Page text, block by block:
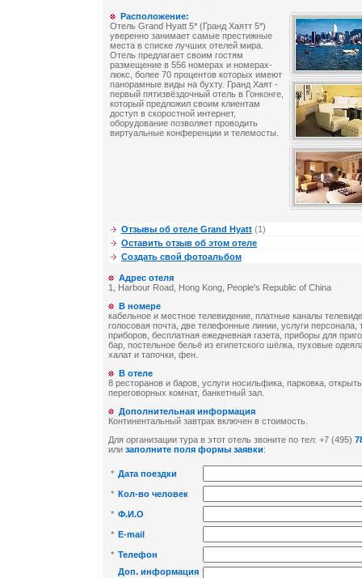
Расположение:
Отель Grand Hyatt 5* (Гранд Хаятт 5*)
уверенно занимает самые престижные
места в списке лучших отелей мира.
Отель предлагает своим гостям
размещение в 556 номерах и номерах-
люкс, более 70 процентов которых имеют
панорамные виды на бухту. Гранд Хаят -
первый пятизвёздочный отель в Гонконге,
который предложил своим клиентам
доступ в скоростной интернет,
оборудование позволяет проводить
виртуальные конференции и телемосты.
Отзывы об отеле Grand Hyatt (1)
Оставить отзыв об этом отеле
Создать свой фотоальбом
Адрес отеля
1, Harbour Road, Hong Kong, People's Republic of China
В номере
кабельное и местное телевидение, платные каналы
голосовая почта, две телефонные линии, услуги
приборов, бесплатная ежедневная газета, приборы для
бар, постельное бельё из египетского шёлка, пуховые
халат и тапочки, фен.
В отеле
8 ресторанов и баров, услуги носильфика, парковка,
переговорных комнат, банкетный зал.
Дополнительная информация
Континентальный завтрак включен в стоимость.
Для организации тура в этот отель звоните по тел: +7 (495)
или заполните поля формы заявки:
* Дата поездки
* Кол-во человек
* Ф.И.О
* E-mail
* Телефон
Доп. информация